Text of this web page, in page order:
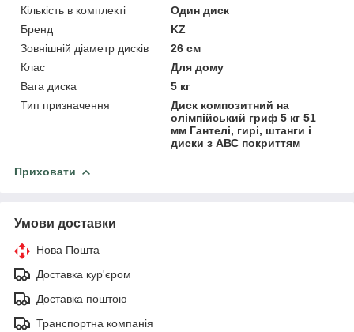
Кількість в комплекті
Один диск
Бренд
KZ
Зовнішній діаметр дисків
26 см
Клас
Для дому
Вага диска
5 кг
Тип призначення
Диск композитний на
олімпійський гриф 5 кг 51
мм Гантелі, гирі, штанги і
диски з АВС покриттям
Приховати
Умови доставки
Нова Пошта
Доставка кур'єром
Доставка поштою
Транспортна компанія